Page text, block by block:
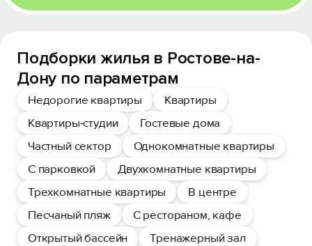
Подборки жилья в Ростове-на-
Дону по параметрам
Недорогие квартиры
Квартиры
Квартиры-студии
Гостевые дома
Частный сектор
Однокомнатные квартиры
С парковкой
Двухкомнатные квартиры
Трехкомнатные квартиры
В центре
Песчаный пляж
С рестораном, кафе
Открытый бассейн
Тренажерный зал